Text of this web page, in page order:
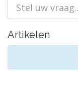
Artikelen